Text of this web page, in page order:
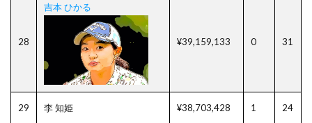
28
吉本 ひかる
¥39,159,133 0 31
29 李 知姫 ¥38,703,428 1 24